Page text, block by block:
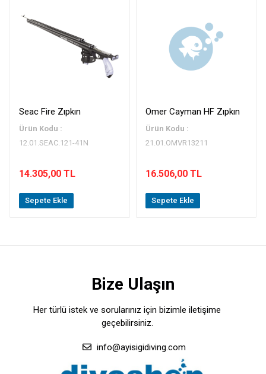
Seac Fire Zıpkın
Ürün Kodu :
12.01.SEAC.121-41N
14.305,00 TL
Sepete Ekle
Omer Cayman HF Zıpkın
Ürün Kodu :
21.01.OMVR13211
16.506,00 TL
Sepete Ekle
Bize Ulaşın
Her türlü istek ve sorularınız için bizimle iletişime
geçebilirsiniz.
info@ayisigidiving.com